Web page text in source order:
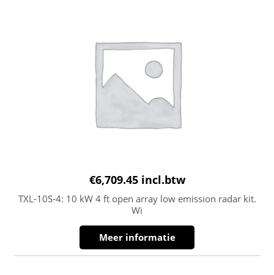
€6,709.45 incl.btw
TXL-10S-4: 10 kW 4 ft open array low emission radar kit.
Wi
Meer informatie